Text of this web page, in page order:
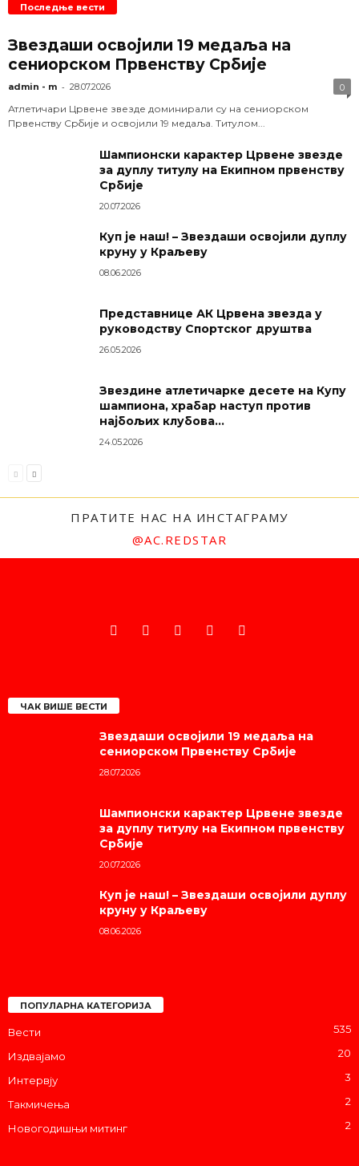
Последње вести
Звездаши освојили 19 медаља на
сениорском Првенству Србије
admin - m - 28.07.2026 0
Атлетичари Црвене звезде доминирали су на сениорском
Првенству Србије и освојили 19 медаља. Титулом...
Шампионски карактер Црвене звезде
за дуплу титулу на Екипном првенству
Србије
20.07.2026
Куп је наш! – Звездаши освојили дуплу
круну у Краљеву
08.06.2026
Представнице АК Црвена звезда у
руководству Спортског друштва
26.05.2026
Звездине атлетичарке десете на Купу
шампиона, храбар наступ против
најбољих клубова...
24.05.2026
ПРАТИТЕ НАС НА ИНСТАГРАМУ
@AC.REDSTAR
ЧАК ВИШЕ ВЕСТИ
Звездаши освојили 19 медаља на
сениорском Првенству Србије
28.07.2026
Шампионски карактер Црвене звезде
за дуплу титулу на Екипном првенству
Србије
20.07.2026
Куп је наш! – Звездаши освојили дуплу
круну у Краљеву
08.06.2026
ПОПУЛАРНА КАТЕГОРИЈА
Вести 535
Издвајамо 20
Интервју 3
Такмичења 2
Новогодишњи митинг 2